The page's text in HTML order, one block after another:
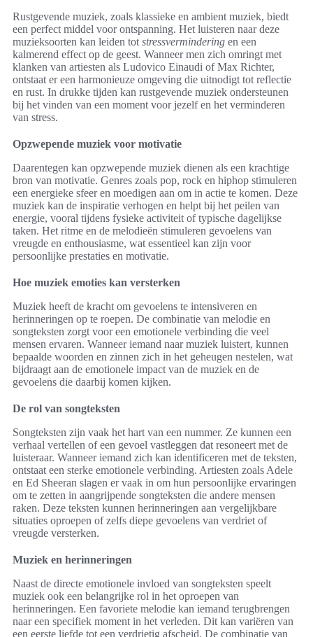
Rustgevende muziek, zoals klassieke en ambient muziek, biedt
een perfect middel voor ontspanning. Het luisteren naar deze
muzieksoorten kan leiden tot stressvermindering en een
kalmerend effect op de geest. Wanneer men zich omringt met
klanken van artiesten als Ludovico Einaudi of Max Richter,
ontstaat er een harmonieuze omgeving die uitnodigt tot reflectie
en rust. In drukke tijden kan rustgevende muziek ondersteunen
bij het vinden van een moment voor jezelf en het verminderen
van stress.
Opzwepende muziek voor motivatie
Daarentegen kan opzwepende muziek dienen als een krachtige
bron van motivatie. Genres zoals pop, rock en hiphop stimuleren
een energieke sfeer en moedigen aan om in actie te komen. Deze
muziek kan de inspiratie verhogen en helpt bij het peilen van
energie, vooral tijdens fysieke activiteit of typische dagelijkse
taken. Het ritme en de melodieën stimuleren gevoelens van
vreugde en enthousiasme, wat essentieel kan zijn voor
persoonlijke prestaties en motivatie.
Hoe muziek emoties kan versterken
Muziek heeft de kracht om gevoelens te intensiveren en
herinneringen op te roepen. De combinatie van melodie en
songteksten zorgt voor een emotionele verbinding die veel
mensen ervaren. Wanneer iemand naar muziek luistert, kunnen
bepaalde woorden en zinnen zich in het geheugen nestelen, wat
bijdraagt aan de emotionele impact van de muziek en de
gevoelens die daarbij komen kijken.
De rol van songteksten
Songteksten zijn vaak het hart van een nummer. Ze kunnen een
verhaal vertellen of een gevoel vastleggen dat resoneert met de
luisteraar. Wanneer iemand zich kan identificeren met de teksten,
ontstaat een sterke emotionele verbinding. Artiesten zoals Adele
en Ed Sheeran slagen er vaak in om hun persoonlijke ervaringen
om te zetten in aangrijpende songteksten die andere mensen
raken. Deze teksten kunnen herinneringen aan vergelijkbare
situaties oproepen of zelfs diepe gevoelens van verdriet of
vreugde versterken.
Muziek en herinneringen
Naast de directe emotionele invloed van songteksten speelt
muziek ook een belangrijke rol in het oproepen van
herinneringen. Een favoriete melodie kan iemand terugbrengen
naar een specifiek moment in het verleden. Dit kan variëren van
een eerste liefde tot een verdrietig afscheid. De combinatie van